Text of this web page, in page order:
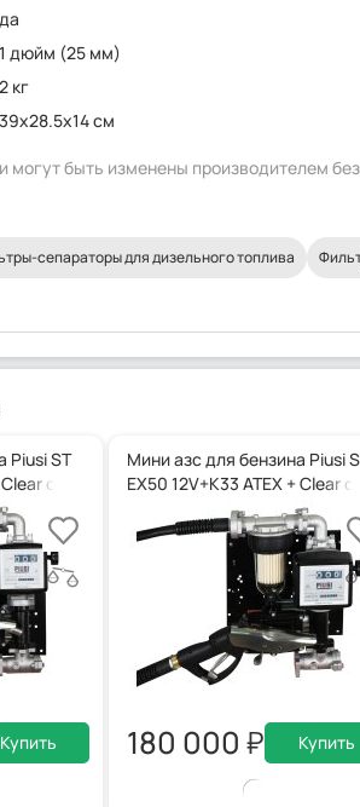
да
1 дюйм (25 мм)
2 кг
39x28.5x14 см
могут быть изменены производителем
сепараторы для дизельного топлива
Piusi ST
Clear captor + автоматический пистолет
Купить
Мини азс для бензина Piusi
EX50 12V+K33 ATEX + Clear
180 000 Купить